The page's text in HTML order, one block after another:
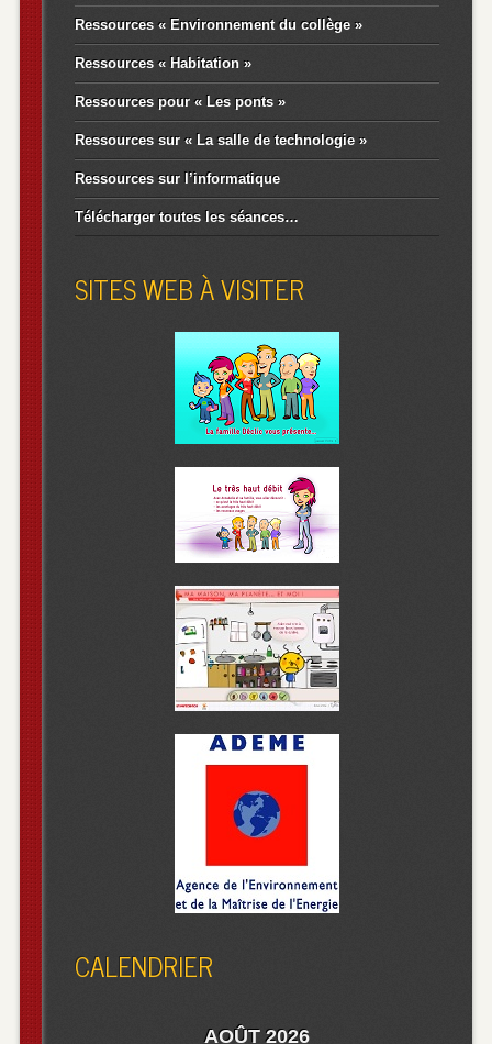
Ressources « Environnement du collège »
Ressources « Habitation »
Ressources pour « Les ponts »
Ressources sur « La salle de technologie »
Ressources sur l’informatique
Télécharger toutes les séances…
SITES WEB À VISITER
CALENDRIER
AOÛT 2026